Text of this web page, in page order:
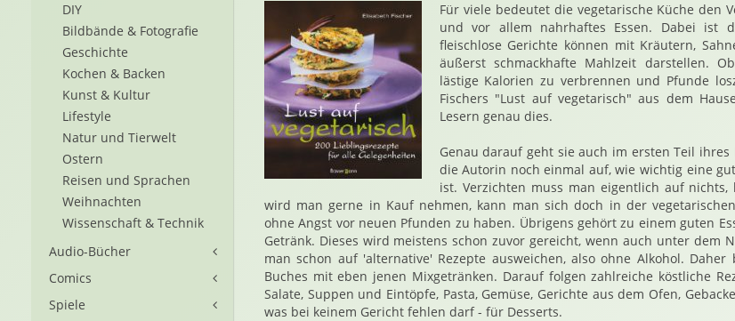
Für viele bedeutet die vegetarische Küche den
und vor allem nahrhaftes Essen. Dabei ist
fleischlose Gerichte können mit Kräutern,
äußerst schmackhafte Mahlzeit darstellen.
lästige Kalorien zu verbrennen und Pfunde
Fischers "Lust auf vegetarisch" aus dem
Lesern genau dies.
Genau darauf geht sie auch im ersten Teil
die Autorin noch einmal auf, wie wichtig eine
ist. Verzichten muss man eigentlich auf nichts,
wird man gerne in Kauf nehmen, kann man sich doch in der
ohne Angst vor neuen Pfunden zu haben. Übrigens gehört zu einem guten
Getränk. Dieses wird meistens schon zuvor gereicht, wenn auch unter dem
man schon auf 'alternative' Rezepte ausweichen, also ohne Alkohol.
Buches mit eben jenen Mixgetränken. Darauf folgen zahlreiche köstliche
Salate, Suppen und Eintöpfe, Pasta, Gemüse, Gerichte aus dem Ofen,
was bei keinem Gericht fehlen darf - für Desserts.
DIY
Bildbände & Fotografie
Geschichte
Kochen & Backen
Kunst & Kultur
Lifestyle
Natur und Tierwelt
Ostern
Reisen und Sprachen
Weihnachten
Wissenschaft & Technik
Audio-Bücher
Comics
Spiele